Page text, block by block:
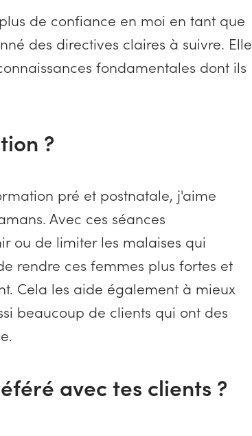
de confiance en moi en tant que
des directives claires à suivre. Elle
fondamentales dont ils
?
pré et postnatale, j'aime
Avec ces séances
ou de limiter les malaises qui
rendre ces femmes plus fortes et
Cela les aide également à mieux
beaucoup de clients qui ont des
avec tes clients ?